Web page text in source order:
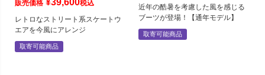
販売価格 ¥39,600税込
レトロなストリート系スケートウ
エアを今風にアレンジ
取寄可能商品
近年の酷暑を考慮した風を感じる
ブーツが登場！【通年モデル】
取寄可能商品